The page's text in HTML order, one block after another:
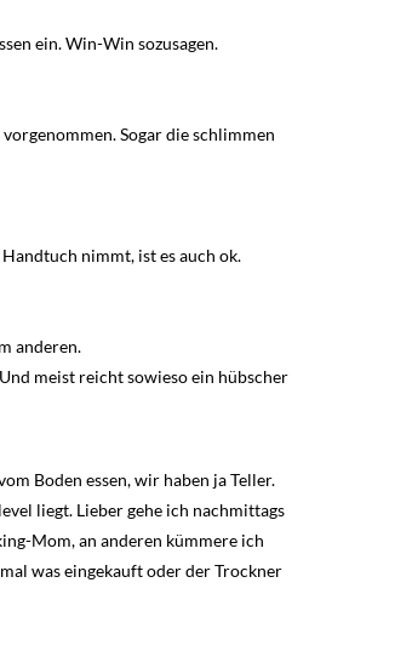
ein. Win-Win sozusagen.
Sogar die schlimmen
nimmt, ist es auch ok.
anderen.
meist reicht sowieso ein hübscher
Boden essen, wir haben ja Teller.
liegt. Lieber gehe ich nachmittags
Mom, an anderen kümmere ich
was eingekauft oder der Trockner